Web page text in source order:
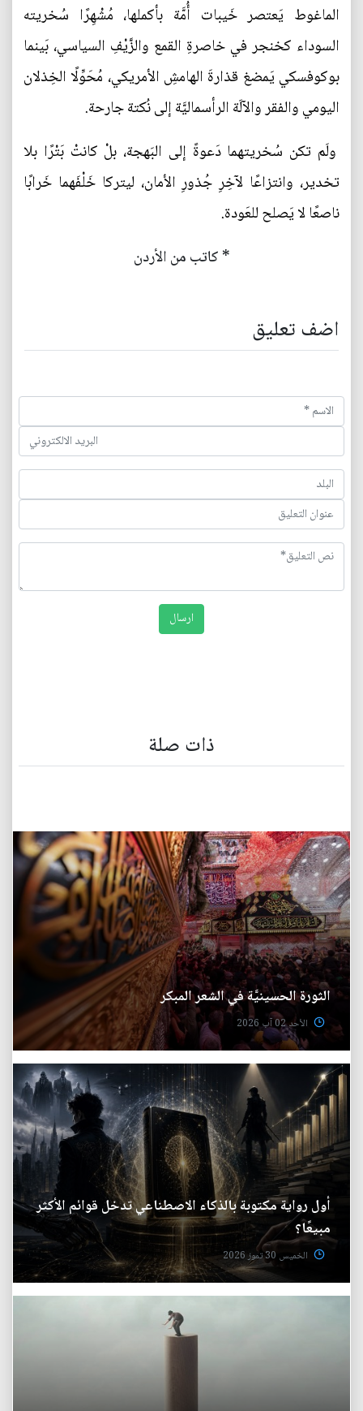
الماغوط يَعتصر خَيبات أُمَّة بأكملها، مُشْهِرًا سُخريته
السوداء كخنجر في خاصرةِ القمع والزَّيْفِ السياسي، بَينما
بوكوفسكي يَمضغ قذارةَ الهامشِ الأمريكي، مُحَوِّلًا الخِذلان
اليومي والفقر والآلَة الرأسماليَّة إلى نُكتة جارحة.
ولَم تكن سُخريتهما دَعوةً إلى البَهجة، بلْ كانتْ بَتْرًا بلا
تخدير، وانتزاعًا لآخِرِ جُذورِ الأمان، ليتركا خَلْفَهما خَرابًا
ناصعًا لا يَصلح للعَودة.
* كاتب من الأردن
اضف تعليق
ذات صلة
الثورة الحسينيَّة في الشعر المبكر
الأحد 02 آب 2026
أول رواية مكتوبة بالذكاء الاصطناعي تدخل قوائم الأكثر
مبيعًا؟
الخميس 30 تموز 2026